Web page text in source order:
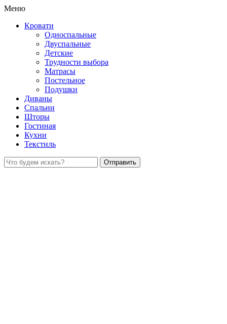
Меню
Кровати
Односпальные
Двуспальные
Детские
Трудности выбора
Матрасы
Постельное
Подушки
Диваны
Спальни
Шторы
Гостиная
Кухни
Текстиль